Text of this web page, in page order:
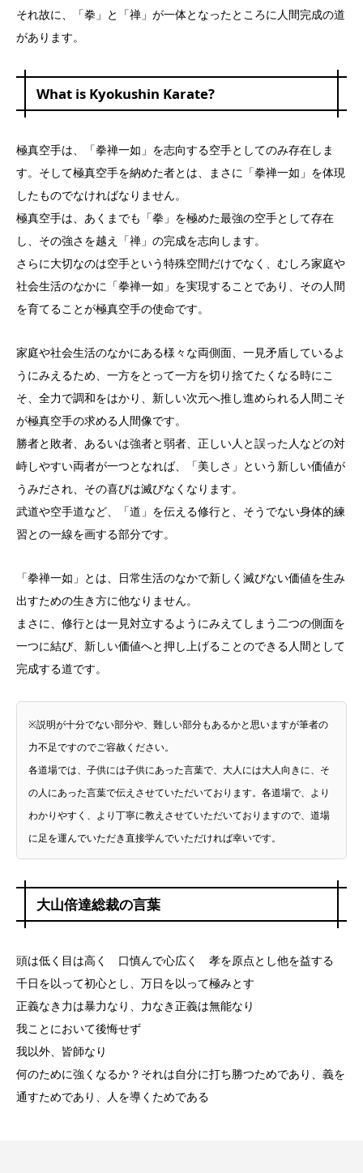
それ故に、「拳」と「禅」が一体となったところに人間完成の道
があります。
What is Kyokushin Karate?
極真空手は、「拳禅一如」を志向する空手としてのみ存在しま
す。そして極真空手を納めた者とは、まさに「拳禅一如」を体現
したものでなければなりません。
極真空手は、あくまでも「拳」を極めた最強の空手として存在
し、その強さを越え「禅」の完成を志向します。
さらに大切なのは空手という特殊空間だけでなく、むしろ家庭や
社会生活のなかに「拳禅一如」を実現することであり、その人間
を育てることが極真空手の使命です。
家庭や社会生活のなかにある様々な両側面、一見矛盾しているよ
うにみえるため、一方をとって一方を切り捨てたくなる時にこ
そ、全力で調和をはかり、新しい次元へ推し進められる人間こそ
が極真空手の求める人間像です。
勝者と敗者、あるいは強者と弱者、正しい人と誤った人などの対
峙しやすい両者が一つとなれば、「美しさ」という新しい価値が
うみだされ、その喜びは滅びなくなります。
武道や空手道など、「道」を伝える修行と、そうでない身体的練
習との一線を画する部分です。
「拳禅一如」とは、日常生活のなかで新しく滅びない価値を生み
出すための生き方に他なりません。
まさに、修行とは一見対立するようにみえてしまう二つの側面を
一つに結び、新しい価値へと押し上げることのできる人間として
完成する道です。
※説明が十分でない部分や、難しい部分もあるかと思いますが筆者の
力不足ですのでご容赦ください。
各道場では、子供には子供にあった言葉で、大人には大人向きに、そ
の人にあった言葉で伝えさせていただいております。各道場で、より
わかりやすく、より丁寧に教えさせていただいておりますので、道場
に足を運んでいただき直接学んでいただければ幸いです。
大山倍達総裁の言葉
頭は低く目は高く 口慎んで心広く 孝を原点とし他を益する
千日を以って初心とし、万日を以って極みとす
正義なき力は暴力なり、力なき正義は無能なり
我ことにおいて後悔せず
我以外、皆師なり
何のために強くなるか？それは自分に打ち勝つためであり、義を
通すためであり、人を導くためである